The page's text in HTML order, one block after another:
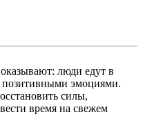
люди едут в
эмоциями.
силы,
время на свежем